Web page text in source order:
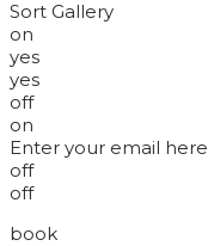
Sort Gallery
on
yes
yes
off
on
Enter your email here
off
off
book